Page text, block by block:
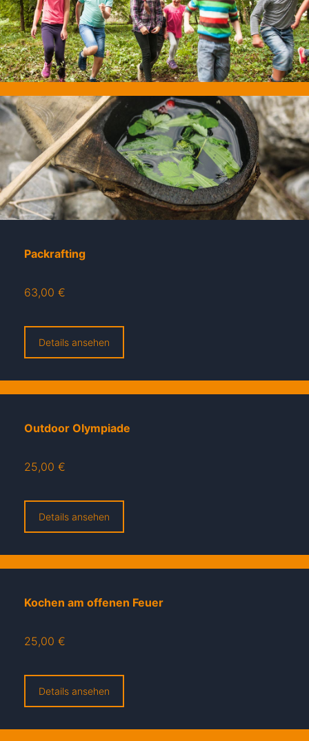
Packrafting
63,00 €
Details ansehen
Outdoor Olympiade
25,00 €
Details ansehen
Kochen am offenen Feuer
25,00 €
Details ansehen